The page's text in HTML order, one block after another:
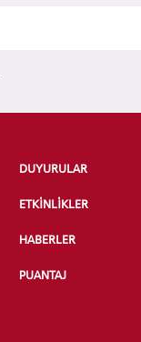
DUYURULAR
ETKİNLİKLER
HABERLER
PUANTAJ